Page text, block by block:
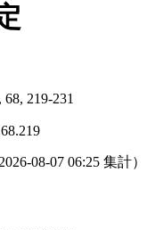
219-231
2026-08-07 06:25 集計）